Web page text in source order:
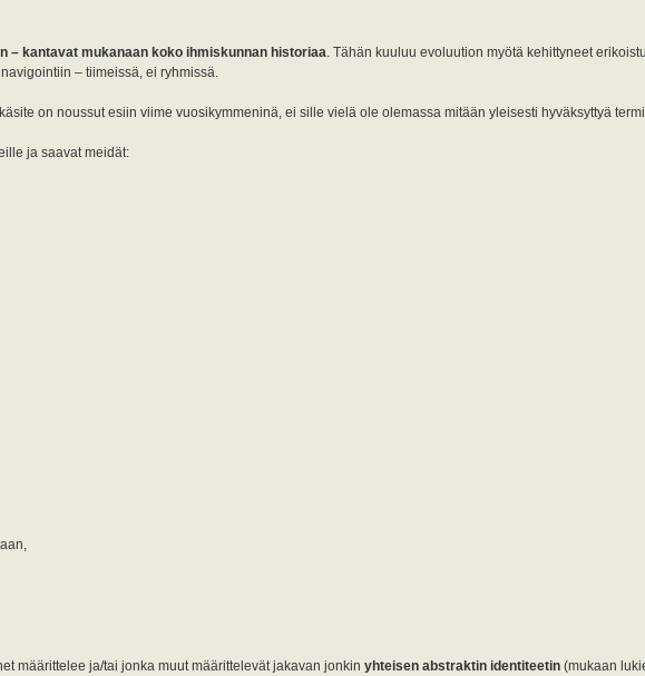
– kantavat mukanaan koko ihmiskunnan historiaa . Tähän kuuluu evoluution myötä kehittyneet
– tiimeissä, ei ryhmissä.
on noussut esiin viime vuosikymmeninä, ei sille vielä ole olemassa mitään yleisesti hyväksyttyä
ja saavat meidät:
määrittelee ja/tai jonka muut määrittelevät jakavan jonkin yhteisen abstraktin identiteetin (mukaan